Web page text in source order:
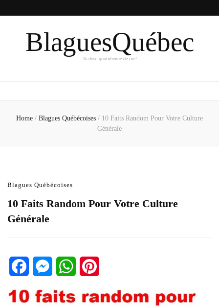
BlaguesQuébec
Ta dose quotidienne de rire!
Home / Blagues Québécoises / 10 Faits Random Pour Votre Culture
Générale
Blagues Québécoises
10 Faits Random Pour Votre Culture
Générale